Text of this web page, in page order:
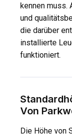
kennen muss.
und
die darüber
installierte
funktioniert.
Von
Die Höhe von